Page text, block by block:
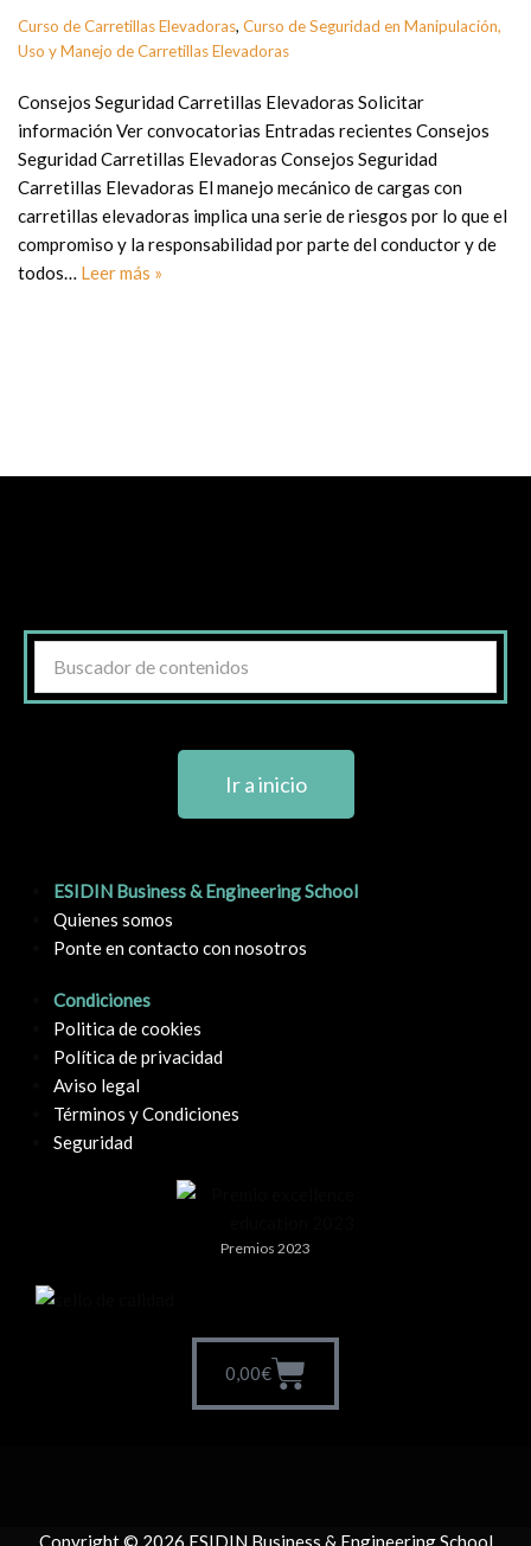
Curso de Carretillas Elevadoras, Curso de Seguridad en Manipulación,
Uso y Manejo de Carretillas Elevadoras
Consejos Seguridad Carretillas Elevadoras Solicitar
información Ver convocatorias Entradas recientes Consejos
Seguridad Carretillas Elevadoras Consejos Seguridad
Carretillas Elevadoras El manejo mecánico de cargas con
carretillas elevadoras implica una serie de riesgos por lo que el
compromiso y la responsabilidad por parte del conductor y de
todos… Leer más »
Ir a inicio
ESIDIN Business & Engineering School
Quienes somos
Ponte en contacto con nosotros
Condiciones
Politica de cookies
Política de privacidad
Aviso legal
Términos y Condiciones
Seguridad
Premios 2023
0,00€
Copyright © 2026 ESIDIN Business & Engineering School